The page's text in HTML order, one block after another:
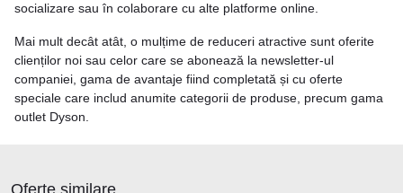
socializare sau în colaborare cu alte platforme online.
Mai mult decât atât, o mulțime de reduceri atractive sunt oferite
clienților noi sau celor care se abonează la newsletter-ul
companiei, gama de avantaje fiind completată și cu oferte
speciale care includ anumite categorii de produse, precum gama
outlet Dyson.
Oferte similare